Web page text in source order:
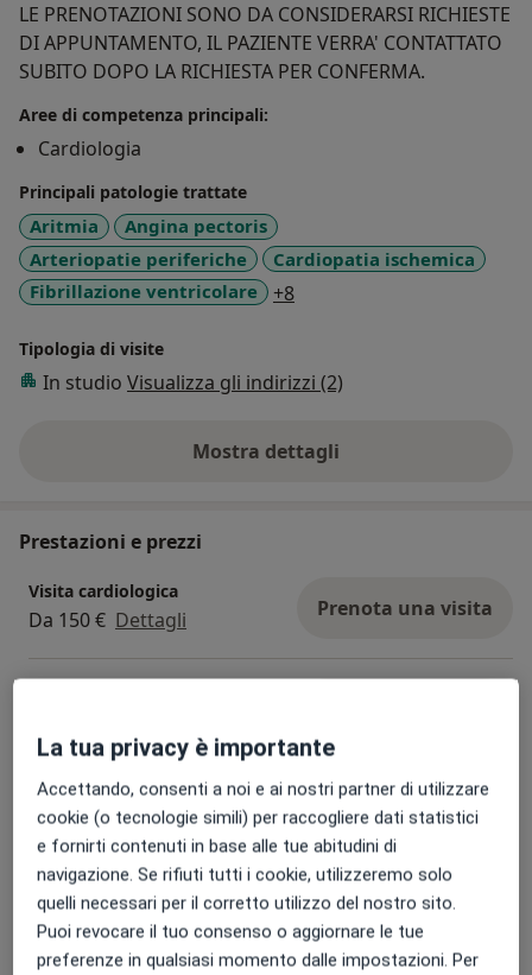
LE PRENOTAZIONI SONO DA CONSIDERARSI RICHIESTE
DI APPUNTAMENTO, IL PAZIENTE VERRA' CONTATTATO
SUBITO DOPO LA RICHIESTA PER CONFERMA.
Aree di competenza principali:
Cardiologia
Principali patologie trattate
Aritmia
Angina pectoris
Arteriopatie periferiche
Cardiopatia ischemica
Fibrillazione ventricolare
+8a11y_sr_more_diseases
Tipologia di visite
In studio Visualizza gli indirizzi (2)
Mostra dettagli
sull'esperienza
Prestazioni e prezzi
Visita cardiologica
Da 150 € Dettagli Prenota una visita
Ultrasuoni
Dettagli Prenota una visita
Test da sforzo
Dettagli Prenota una visita
La tua privacy è importante
Accettando, consenti a noi e ai nostri partner di utilizzare
cookie (o tecnologie simili) per raccogliere dati statistici
e fornirti contenuti in base alle tue abitudini di
navigazione. Se rifiuti tutti i cookie, utilizzeremo solo
quelli necessari per il corretto utilizzo del nostro sito.
Puoi revocare il tuo consenso o aggiornare le tue
preferenze in qualsiasi momento dalle impostazioni. Per